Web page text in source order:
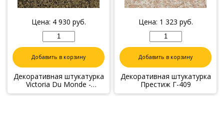
Цена: 4 930 руб.
Добавить в корзину
Декоративная штукатурка
Victoria Du Monde -
Золото V160
Цена: 1 323 руб.
Добавить в корзину
Декоративная штукатурка
Престиж Г-409